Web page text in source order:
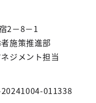
2－8－1
施策推進部
ジメント担当
011338